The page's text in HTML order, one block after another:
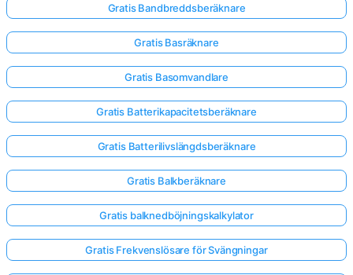
Gratis Bandbreddsberäknare
Gratis Basräknare
Gratis Basomvandlare
Gratis Batterikapacitetsberäknare
Gratis Batterilivslängdsberäknare
Gratis Balkberäknare
Gratis balknedböjningskalkylator
Gratis Frekvenslösare för Svängningar